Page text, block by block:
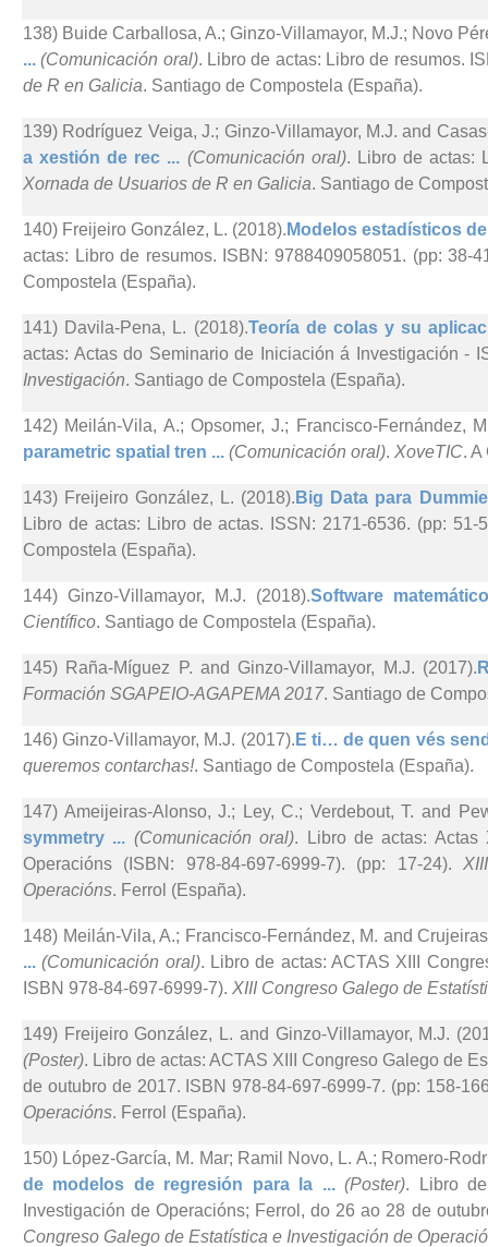
138) Buide Carballosa, A.; Ginzo-Villamayor, M.J.; Novo
...(Comunicación oral). Libro de actas: Libro de resumos.
de R en Galicia. Santiago de Compostela (España).
139) Rodríguez Veiga, J.; Ginzo-Villamayor, M.J. and
a xestión de rec ... (Comunicación oral). Libro de actas:
Xornada de Usuarios de R en Galicia. Santiago de
140) Freijeiro González, L. (2018). Modelos estadísticos
actas: Libro de resumos. ISBN: 9788409058051. (pp: 38-
Compostela (España).
141) Davila-Pena, L. (2018).Teoría de colas y su
actas: Actas do Seminario de Iniciación á Investigación -
Investigación. Santiago de Compostela (España).
142) Meilán-Vila, A.; Opsomer, J.; Francisco-Fernández,
parametric spatial tren ... (Comunicación oral). XoveTIC. A
143) Freijeiro González, L. (2018). Big Data para
Libro de actas: Libro de actas. ISSN: 2171-6536. (pp: 51-
Compostela (España).
144) Ginzo-Villamayor, M.J. (2018).Software
Científico. Santiago de Compostela (España).
145) Raña-Míguez P. and Ginzo-Villamayor, M.J. (2017).
Formación SGAPEIO-AGAPEMA 2017. Santiago de
146) Ginzo-Villamayor, M.J. (2017). E ti… de quen vés
queremos contarchas!. Santiago de Compostela (España).
147) Ameijeiras-Alonso, J.; Ley, C.; Verdebout, T. and
symmetry ... (Comunicación oral). Libro de actas: Actas
Operacións (ISBN: 978-84-697-6999-7). (pp: 17-24).
Operacións. Ferrol (España).
148) Meilán-Vila, A.; Francisco-Fernández, M. and
...(Comunicación oral). Libro de actas: ACTAS XIII
ISBN 978-84-697-6999-7). XIII Congreso Galego de
149) Freijeiro González, L. and Ginzo-Villamayor, M.J.
(Poster). Libro de actas: ACTAS XIII Congreso Galego de
de outubro de 2017. ISBN 978-84-697-6999-7. (pp: 158-
Operacións. Ferrol (España).
150) López-García, M. Mar; Ramil Novo, L. A.; Romero-
de modelos de regresión para la ...(Poster). Libro
Investigación de Operacións; Ferrol, do 26 ao 28 de
Congreso Galego de Estatística e Investigación de